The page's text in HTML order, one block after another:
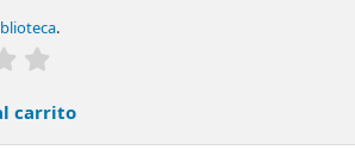
.
carrito